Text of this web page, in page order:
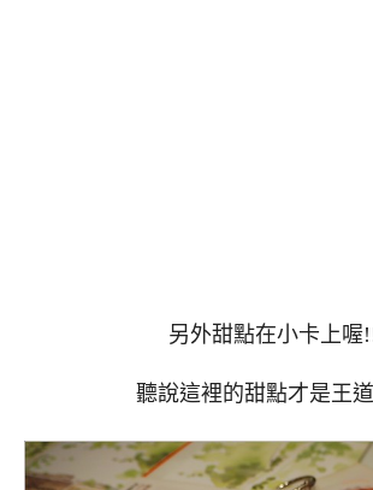
另外甜點在小卡上喔
聽說這裡的甜點才是王